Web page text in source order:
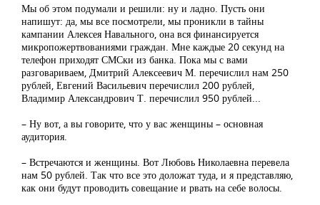
Мы об этом подумали и решили: ну и ладно. Пусть они
напишут: да, мы все посмотрели, мы проникли в тайны
кампании Алексея Навального, она вся финансируется
микропожертвованиями граждан. Мне каждые 20 секунд на
телефон приходят СМСки из банка. Пока мы с вами
разговариваем, Дмитрий Алексеевич М. перечислил нам 250
рублей, Евгений Васильевич перечислил 200 рублей,
Владимир Александрович Т. перечислил 950 рублей...
– Ну вот, а вы говорите, что у вас женщины – основная
аудитория.
– Встречаются и женщины. Вот Любовь Николаевна перевела
нам 50 рублей. Так что все это доложат туда, и я представляю,
как они будут проводить совещание и рвать на себе волосы.